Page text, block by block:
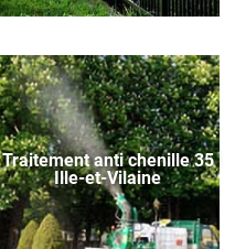
Traitement anti chenille 35
Ille-et-Vilaine